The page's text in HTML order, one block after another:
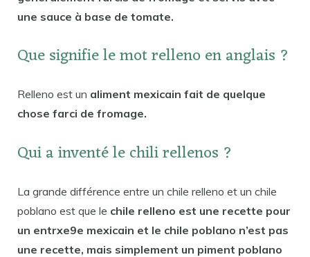
une sauce à base de tomate.
Que signifie le mot relleno en anglais ?
Relleno est un aliment mexicain fait de quelque
chose farci de fromage.
Qui a inventé le chili rellenos ?
La grande différence entre un chile relleno et un chile
poblano est que le chile relleno est une recette pour
un entrxe9e mexicain et le chile poblano n’est pas
une recette, mais simplement un piment poblano